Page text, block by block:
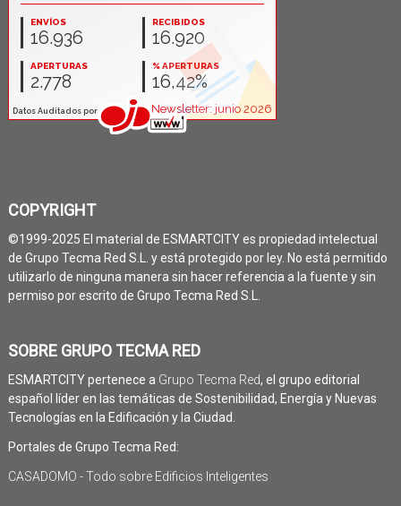
COPYRIGHT
©1999-2025 El material de ESMARTCITY es propiedad intelectual
de Grupo Tecma Red S.L. y está protegido por ley. No está permitido
utilizarlo de ninguna manera sin hacer referencia a la fuente y sin
permiso por escrito de Grupo Tecma Red S.L.
SOBRE GRUPO TECMA RED
ESMARTCITY pertenece a Grupo Tecma Red, el grupo editorial
español líder en las temáticas de Sostenibilidad, Energía y Nuevas
Tecnologías en la Edificación y la Ciudad.
Portales de Grupo Tecma Red:
CASADOMO - Todo sobre Edificios Inteligentes